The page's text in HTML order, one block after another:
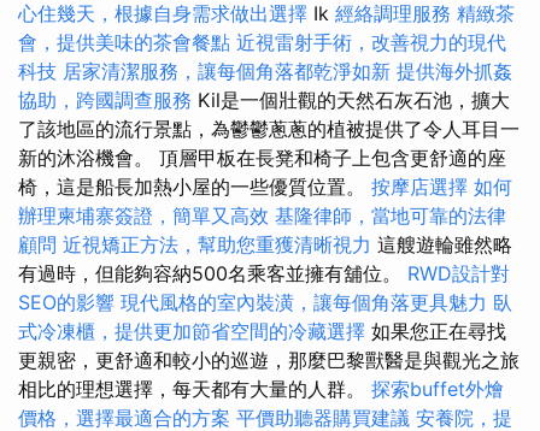
心住幾天，根據自身需求做出選擇 Ik 經絡調理服務 精緻茶
會，提供美味的茶會餐點 近視雷射手術，改善視力的現代
科技 居家清潔服務，讓每個角落都乾淨如新 提供海外抓姦
協助，跨國調查服務 Kil是一個壯觀的天然石灰石池，擴大
了該地區的流行景點，為鬱鬱蔥蔥的植被提供了令人耳目一
新的沐浴機會。 頂層甲板在長凳和椅子上包含更舒適的座
椅，這是船長加熱小屋的一些優質位置。 按摩店選擇 如何
辦理柬埔寨簽證，簡單又高效 基隆律師，當地可靠的法律
顧問 近視矯正方法，幫助您重獲清晰視力 這艘遊輪雖然略
有過時，但能夠容納500名乘客並擁有舖位。 RWD設計對
SEO的影響 現代風格的室內裝潢，讓每個角落更具魅力 臥
式冷凍櫃，提供更加節省空間的冷藏選擇 如果您正在尋找
更親密，更舒適和較小的巡遊，那麼巴黎獸醫是與觀光之旅
相比的理想選擇，每天都有大量的人群。 探索buffet外燴
價格，選擇最適合的方案 平價助聽器購買建議 安養院，提